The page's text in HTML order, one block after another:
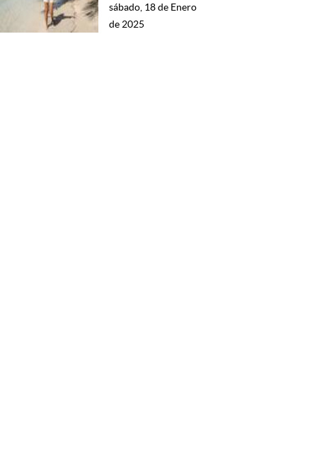
sábado, 18 de Enero
de 2025